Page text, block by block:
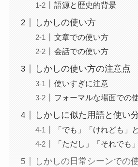
語源と歴史的背景
しかしの使い方
文章での使い方
会話での使い方
しかしの使い方の注意点
使いすぎに注意
フォーマルな場面での
しかしに似た用語と使い
「でも」「けれども」
「ただし」「それでも
しかしの日常シーンでの